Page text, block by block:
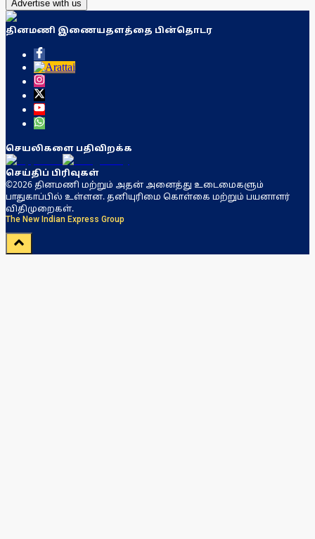
Advertise with us
தினமணி இணையதளத்தை பின்தொடர
செயலிகளை பதிவிறக்க
செய்திப் பிரிவுகள்
©2026 தினமணி மற்றும் அதன் அனைத்து உடைமைகளும்
பாதுகாப்பில் உள்ளன. தனியுரிமை கொள்கை மற்றும் பயனாளர்
விதிமுறைகள்.
The New Indian Express Group